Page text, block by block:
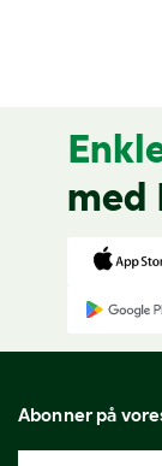
med
Abonner på